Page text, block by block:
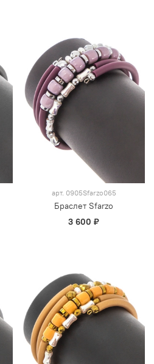
арт. 0905Sfarzo065
Браслет Sfarzo
3 600 ₽